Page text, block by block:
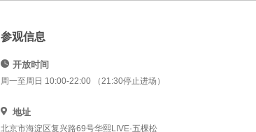
参观信息
开放时间
周一至周日 10:00-22:00 （21:30停止进场）
地址
北京市海淀区复兴路69号华熙LIVE·五棵松